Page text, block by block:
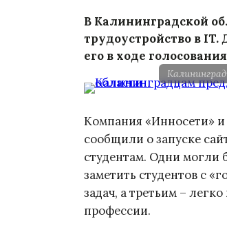
В Калининградской
трудоустройство в
его в ходе
Компания «Инносети»
сообщили о запуске
студентам. Одни могли
заметить студентов с
задач, а третьим –
профессии.